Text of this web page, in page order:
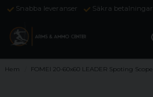
Snabba leveranser Säkra betalningar
Hem FOMEI 20-60x60 LEADER Spoting Scope